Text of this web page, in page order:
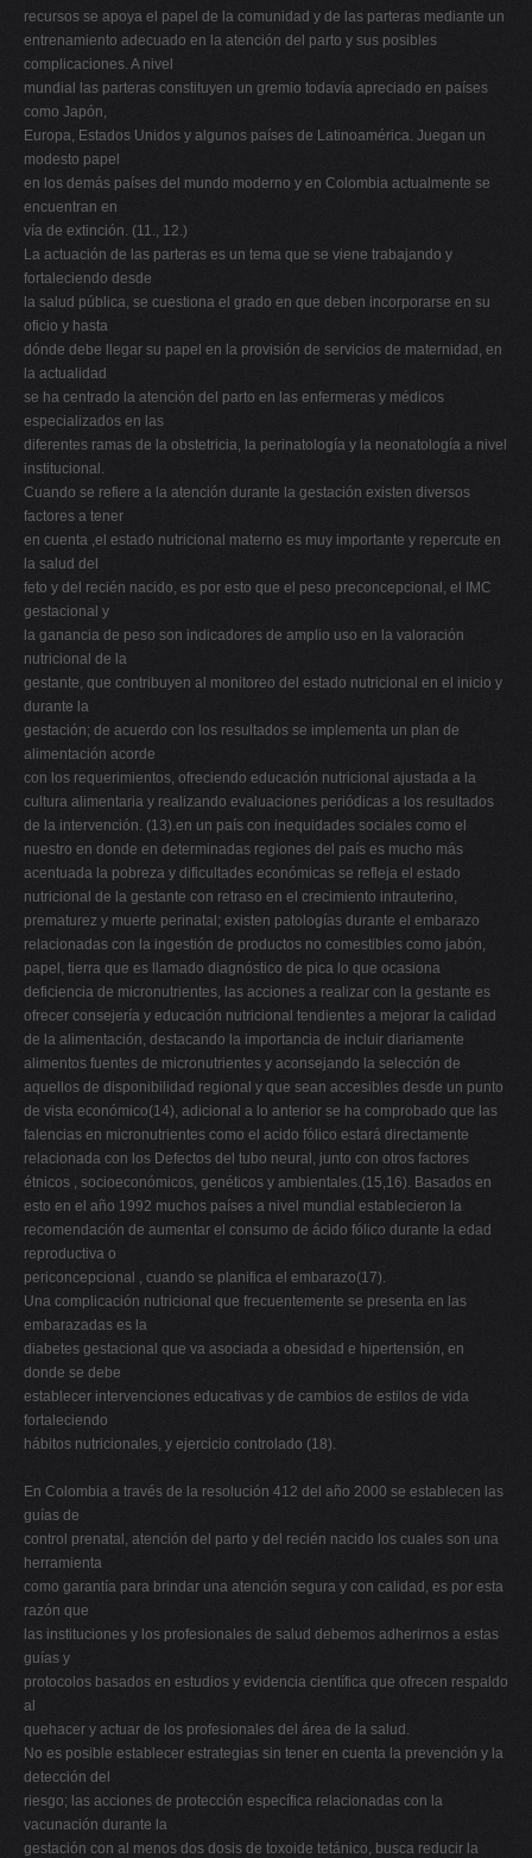
recursos se apoya el papel de la comunidad y de las parteras mediante un
entrenamiento adecuado en la atención del parto y sus posibles
complicaciones. A nivel
mundial las parteras constituyen un gremio todavía apreciado en países
como Japón,
Europa, Estados Unidos y algunos países de Latinoamérica. Juegan un
modesto papel
en los demás países del mundo moderno y en Colombia actualmente se
encuentran en
vía de extinción. (11., 12.)
La actuación de las parteras es un tema que se viene trabajando y
fortaleciendo desde
la salud pública, se cuestiona el grado en que deben incorporarse en su
oficio y hasta
dónde debe llegar su papel en la provisión de servicios de maternidad, en
la actualidad
se ha centrado la atención del parto en las enfermeras y médicos
especializados en las
diferentes ramas de la obstetricia, la perinatología y la neonatología a nivel
institucional.
Cuando se refiere a la atención durante la gestación existen diversos
factores a tener
en cuenta ,el estado nutricional materno es muy importante y repercute en
la salud del
feto y del recién nacido, es por esto que el peso preconcepcional, el IMC
gestacional y
la ganancia de peso son indicadores de amplio uso en la valoración
nutricional de la
gestante, que contribuyen al monitoreo del estado nutricional en el inicio y
durante la
gestación; de acuerdo con los resultados se implementa un plan de
alimentación acorde
con los requerimientos, ofreciendo educación nutricional ajustada a la
cultura alimentaria y realizando evaluaciones periódicas a los resultados
de la intervención. (13).en un país con inequidades sociales como el
nuestro en donde en determinadas regiones del país es mucho más
acentuada la pobreza y dificultades económicas se refleja el estado
nutricional de la gestante con retraso en el crecimiento intrauterino,
prematurez y muerte perinatal; existen patologías durante el embarazo
relacionadas con la ingestión de productos no comestibles como jabón,
papel, tierra que es llamado diagnóstico de pica lo que ocasiona
deficiencia de micronutrientes, las acciones a realizar con la gestante es
ofrecer consejería y educación nutricional tendientes a mejorar la calidad
de la alimentación, destacando la importancia de incluir diariamente
alimentos fuentes de micronutrientes y aconsejando la selección de
aquellos de disponibilidad regional y que sean accesibles desde un punto
de vista económico(14), adicional a lo anterior se ha comprobado que las
falencias en micronutrientes como el acido fólico estará directamente
relacionada con los Defectos del tubo neural, junto con otros factores
étnicos , socioeconómicos, genéticos y ambientales.(15,16). Basados en
esto en el año 1992 muchos países a nivel mundial establecieron la
recomendación de aumentar el consumo de ácido fólico durante la edad
reproductiva o
periconcepcional , cuando se planifica el embarazo(17).
Una complicación nutricional que frecuentemente se presenta en las
embarazadas es la
diabetes gestacional que va asociada a obesidad e hipertensión, en
donde se debe
establecer intervenciones educativas y de cambios de estilos de vida
fortaleciendo
hábitos nutricionales, y ejercicio controlado (18).
En Colombia a través de la resolución 412 del año 2000 se establecen las
guías de
control prenatal, atención del parto y del recién nacido los cuales son una
herramienta
como garantía para brindar una atención segura y con calidad, es por esta
razón que
las instituciones y los profesionales de salud debemos adherirnos a estas
guías y
protocolos basados en estudios y evidencia científica que ofrecen respaldo
al
quehacer y actuar de los profesionales del área de la salud.
No es posible establecer estrategias sin tener en cuenta la prevención y la
detección del
riesgo; las acciones de protección específica relacionadas con la
vacunación durante la
gestación con al menos dos dosis de toxoide tetánico, busca reducir la